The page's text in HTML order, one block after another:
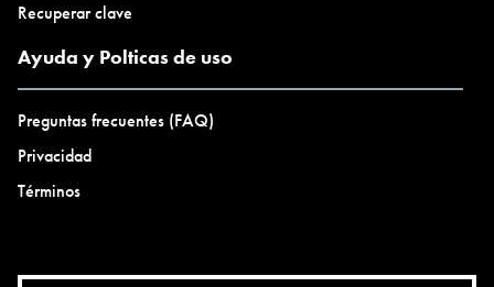
Recuperar clave
Ayuda y Polticas de uso
Preguntas frecuentes (FAQ)
Privacidad
Términos